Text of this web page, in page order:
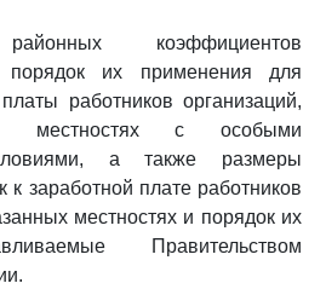
коэффициентов
порядок их применения для
работников организаций,
местностях с особыми
а также размеры
к заработной плате работников
местностях и порядок их
Правительством